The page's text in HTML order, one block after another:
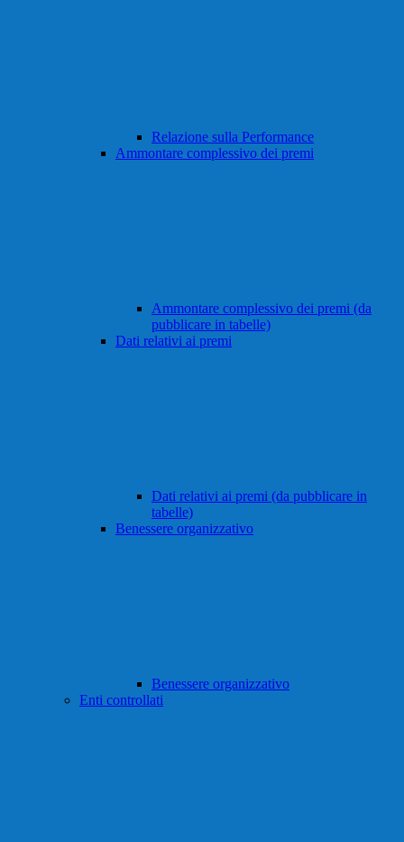
Relazione sulla Performance
Ammontare complessivo dei premi
Ammontare complessivo dei premi (da
pubblicare in tabelle)
Dati relativi ai premi
Dati relativi ai premi (da pubblicare in
tabelle)
Benessere organizzativo
Benessere organizzativo
Enti controllati